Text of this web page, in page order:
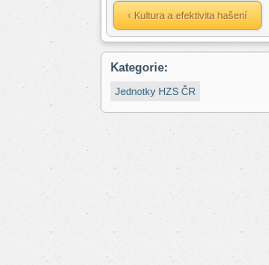
‹ Kultura a efektivita hašení
Kategorie:
Jednotky HZS ČR